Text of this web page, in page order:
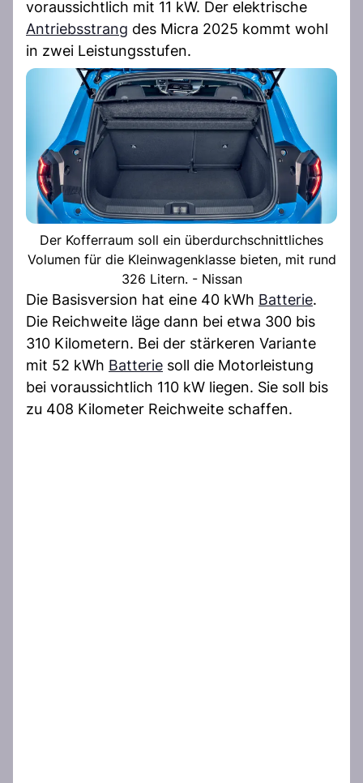
voraussichtlich mit 11 kW. Der elektrische
Antriebsstrang des Micra 2025 kommt wohl
in zwei Leistungsstufen.
Der Kofferraum soll ein überdurchschnittliches
Volumen für die Kleinwagenklasse bieten, mit rund
326 Litern. - Nissan
Die Basisversion hat eine 40 kWh Batterie.
Die Reichweite läge dann bei etwa 300 bis
310 Kilometern. Bei der stärkeren Variante
mit 52 kWh Batterie soll die Motorleistung
bei voraussichtlich 110 kW liegen. Sie soll bis
zu 408 Kilometer Reichweite schaffen.